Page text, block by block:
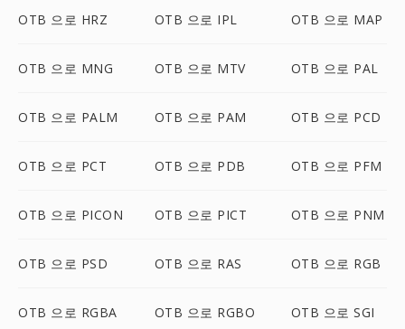
OTB 으로 HRZ OTB 으로 IPL OTB 으로 MAP
OTB 으로 MNG OTB 으로 MTV OTB 으로 PAL
OTB 으로 PALM OTB 으로 PAM OTB 으로 PCD
OTB 으로 PCT OTB 으로 PDB OTB 으로 PFM
OTB 으로 PICON OTB 으로 PICT OTB 으로 PNM
OTB 으로 PSD OTB 으로 RAS OTB 으로 RGB
OTB 으로 RGBA OTB 으로 RGBO OTB 으로 SGI